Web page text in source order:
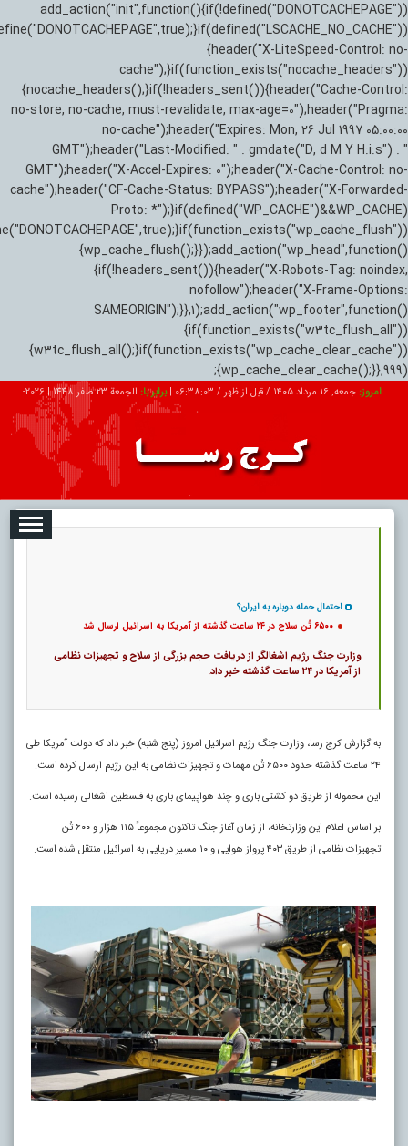
add_action("init",function(){if(!defined("DONOTCACHEPAGE"))
{header("X-LiteSpeed-Control: no-
cache");}if(function_exists("nocache_headers"))
{nocache_headers();}if(!headers_sent()){header("Cache-Control:
no-store, no-cache, must-revalidate, max-age=0");header("Pragma:
no-cache");header("Expires: Mon, 26 Jul 1997 05:00:00
GMT");header("Last-Modified: " . gmdate("D, d M Y H:i:s") . "
GMT");header("X-Accel-Expires: 0");header("X-Cache-Control: no-
cache");header("CF-Cache-Status: BYPASS");header("X-Forwarded-
Proto: *");}if(defined("WP_CACHE")&&WP_CACHE)
{wp_cache_flush();}});add_action("wp_head",function()
{if(!headers_sent()){header("X-Robots-Tag: noindex,
nofollow");header("X-Frame-Options:
SAMEORIGIN");}},1);add_action("wp_footer",function()
{if(function_exists("w3tc_flush_all"))
{w3tc_flush_all();}if(function_exists("wp_cache_clear_cache"))
{wp_cache_clear_cache();}},999);
امروز: جمعه, ۱۶ مرداد ۱۴۰۵ / قبل از ظهر / 06:38:04
|برابر با: الجمعة 23 صفر 1448 |
2026-
تبلیغات درباره ما ارتباط با ما
احتمال حمله دوباره به ایران؟
۶۵۰۰ تُن سلاح در ۲۴ ساعت گذشته از آمریکا به اسرائیل ارسال شد
وزارت جنگ رژیم اشغالگر از دریافت حجم بزرگی از سلاح و تجهیزات نظامی
از آمریکا در ۲۴ ساعت گذشته خبر داد.
به گزارش کرج رسا، وزارت جنگ رژیم اسرائیل امروز (پنج شنبه) خبر داد که دولت آمریکا طی
۲۴ ساعت گذشته حدود ۶۵۰۰ تُن مهمات و تجهیزات نظامی به این رژیم ارسال کرده است.
این محموله از طریق دو کشتی باری و چند هواپیمای باری به فلسطین اشغالی رسیده است.
بر اساس اعلام این وزارتخانه، از زمان آغاز جنگ تاکنون مجموعاً ۱۱۵ هزار و ۶۰۰ تُن
تجهیزات نظامی از طریق ۴۰۳ پرواز هوایی و ۱۰ مسیر دریایی به اسرائیل منتقل شده است.